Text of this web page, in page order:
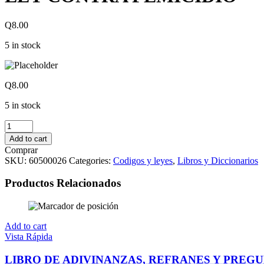
Q8.00
5 in stock
Q8.00
5 in stock
LEY
CONTRA
FEMICIDIO
quantity
Add to cart
Comprar
SKU: 60500026 Categories: Codigos y leyes, Libros y Diccionarios
Productos Relacionados
Add to cart
Vista Rápida
LIBRO DE ADIVINANZAS, REFRANES Y